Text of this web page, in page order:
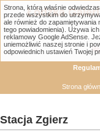
Łódzka
Strona
Stacja Zgierz
Strona, którą właśnie
przede wszystkim do
ale również do
tego powiadomienia). Używa
reklamowy Google AdSense.
uniemożliwić naszej stronie i
odpowiednich ustawień Twojej